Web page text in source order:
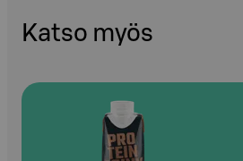
Katso myös